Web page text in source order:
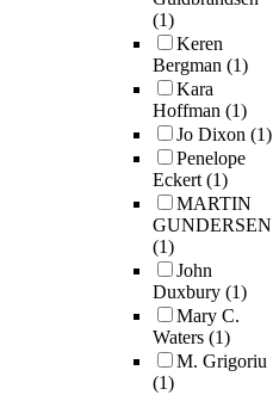
(1)
Keren
Bergman (1)
Kara
Hoffman (1)
Jo Dixon (1)
Penelope
Eckert(1)
MARTIN
GUNDERSEN
(1)
John
Duxbury (1)
Mary C.
Waters (1)
M. Grigoriu
(1)